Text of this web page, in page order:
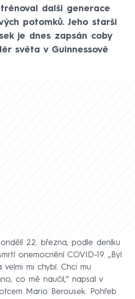
další generace
potomků. Jeho starší
je dnes zapsán coby
světa v Guinnessově
22. března, podle deníku
onemocnění COVID-19. „Byl
mi chybí. Chci mu
co mě naučil,“ napsal v
Mario Berousek. Pohřeb